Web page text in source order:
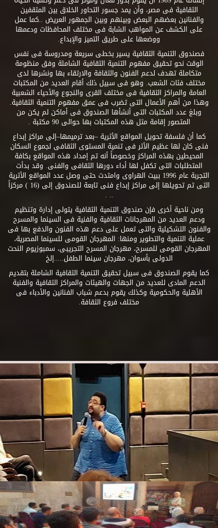
الثقافية فى مصر، وأن يمد جسور التحاور الخلاق بين المثقفين
والفنانين بعضهم البعض وبينهم وبين الجمهور العريض ..كما عمل
على الكشف عن المواهب الشابة فى مختلف المحافظات ودعمها
ووضعها على طريق التميز والإبداع.
فصندوق التنمية الثقافية يسير بخطى سريعة ومدروسة فى نفس
الوقت نحو تحقيق مفهوم التنمية الثقافية الشاملة وفق منظومة
متكاملة تهدف لدعم الفنون والثقافة والارتقاء بها ونشرها لدى
مختلف فئات الشعب. وهو فى سبيل ذلك أقام العديد من المكتبات
العامة والمراكز الثقافية فى مختلف القرى والنجوع والأحياء الشعبية
وهذا من أهم الأعمال التى تضرب فى عمق مفهوم التنمية الثقافية.
وبلغ عدد المكتبات التى أنشأها الصندوق فى أماكن لم يكن من
المتصور إقامة مثل هذه المكتبات بها حوالى 90 مكتبة .
كما أن فلسفة تحويل المواقع الأثرية –بعد ترميمها–إلى مراكز إبداع
فنى كان لها عظيم الأثر فى تنمية المستوى الثقافى لجموع السكان
المحيطين بهذه المراكز وخصوصاً أنه تم إمداد هذه المواقع بكافة
المتطلبات التى تكفل لها أداء دورها الثقافى والفنى. وقد بدأت
التجربة عام 1996 ببيت الهراوى وامتدت حتى وصل عدد المواقع الأثرية
التى تم تحويلها إلى مراكز إبداع فنى تابعة للصندوق إلى (16 ) مركزاً
.. .
ومن ناحية أخرى فإن صندوق التنمية الثقافية يتولى إدارة وتنظيم
ودعم العديد من المهرجانات الثقافية والفنية فى السينما والمسرح
والفنون التشكيلية والتى تعمل على دعم هذه الفنون والدفع بها فى
عملية التنمية والتطوير ومنها: المهرجان القومى للسينما المصرية،
المهرجان القومى للمسرح، مهرجان المسرح التجريبى، سمبوزيوم النحت
الدولى بأسوان، مهرجان سينما الطفل.....إلخ
كما يقوم الصندوق فى سبيل تحقيق التنمية الثقافية الشاملة بتقديم
الدعم المادى للعديد من الجهات والهيئات والمراكز الثقافية والفنية
الأهلية والحكومية وكذلك يقوم بدعم شباب الفنانين والأدباء فى
مختلف فروع الثقافة.